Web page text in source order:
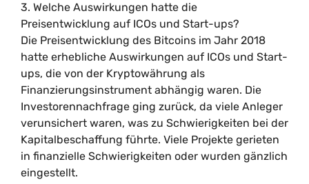
3. Welche Auswirkungen hatte die
Preisentwicklung auf ICOs und Start-ups?
Die Preisentwicklung des Bitcoins im Jahr 2018
hatte erhebliche Auswirkungen auf ICOs und Start-
ups, die von der Kryptowährung als
Finanzierungsinstrument abhängig waren. Die
Investorennachfrage ging zurück, da viele Anleger
verunsichert waren, was zu Schwierigkeiten bei der
Kapitalbeschaffung führte. Viele Projekte gerieten
in finanzielle Schwierigkeiten oder wurden gänzlich
eingestellt.